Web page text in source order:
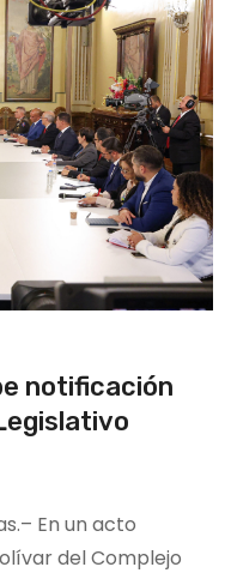
notificación
En un acto
del Complejo